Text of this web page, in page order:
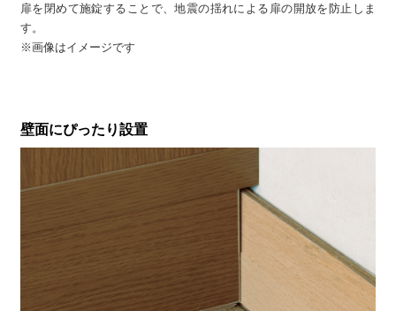
扉を閉めて施錠することで、地震の揺れによる扉の開放を防止しま
す。
※画像はイメージです
壁面にぴったり設置